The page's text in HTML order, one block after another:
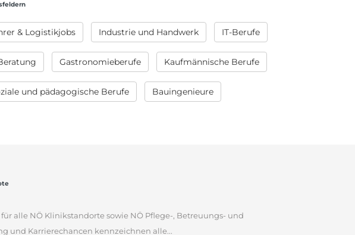
& Logistikjobs Industrie und Handwerk IT-Berufe
Gastronomieberufe Kaufmännische Berufe
und pädagogische Berufe Bauingenieure
alle NÖ Klinikstandorte sowie NÖ Pflege-, Betreuungs- und
und Karrierechancen kennzeichnen alle...